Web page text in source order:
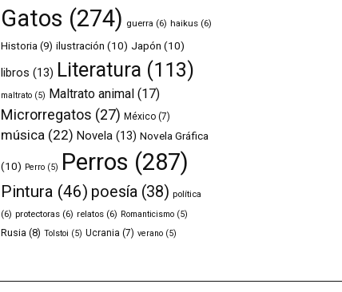
Gatos (274) guerra (6) haikus (6)
Historia (9) ilustración (10) Japón (10)
libros (13) Literatura (113)
maltrato (5) Maltrato animal (17)
Microrregatos (27) México (7)
música (22) Novela (13) Novela Gráfica
(10) Perro (5) Perros (287)
Pintura (46) poesía (38) política
(6) protectoras (6) relatos (6) Romanticismo (5)
Rusia (8) Tolstoi (5) Ucrania (7) verano (5)